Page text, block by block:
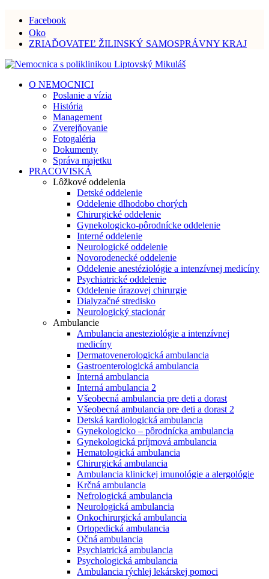
Facebook
Oko
ZRIAĎOVATEĽ ŽILINSKÝ SAMOSPRÁVNY KRAJ
O NEMOCNICI
Poslanie a vízia
História
Management
Zverejňovanie
Fotogaléria
Dokumenty
Správa majetku
PRACOVISKÁ
Lôžkové oddelenia
Detské oddelenie
Oddelenie dlhodobo chorých
Chirurgické oddelenie
Gynekologicko-pôrodnícke oddelenie
Interné oddelenie
Neurologické oddelenie
Novorodenecké oddelenie
Oddelenie anestéziológie a intenzívnej medicíny
Psychiatrické oddelenie
Oddelenie úrazovej chirurgie
Dialyzačné stredisko
Neurologický stacionár
Ambulancie
Ambulancia anesteziológie a intenzívnej
medicíny
Dermatovenerologická ambulancia
Gastroenterologická ambulancia
Interná ambulancia
Interná ambulancia 2
Všeobecná ambulancia pre deti a dorast
Všeobecná ambulancia pre deti a dorast 2
Detská kardiologická ambulancia
Gynekologicko – pôrodnícka ambulancia
Gynekologická príjmová ambulancia
Hematologická ambulancia
Chirurgická ambulancia
Ambulancia klinickej imunológie a alergológie
Krčná ambulancia
Nefrologická ambulancia
Neurologická ambulancia
Onkochirurgická ambulancia
Ortopedická ambulancia
Očná ambulancia
Psychiatrická ambulancia
Psychologická ambulancia
Ambulancia rýchlej lekárskej pomoci